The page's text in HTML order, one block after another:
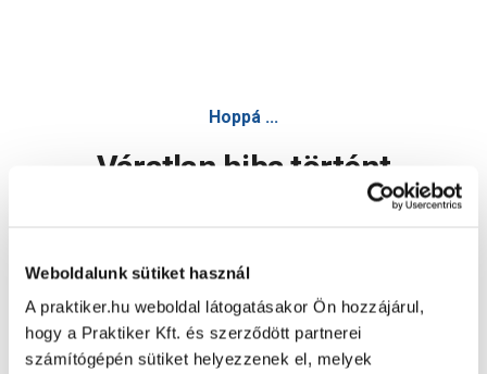
Weboldalunk sütiket használ
A praktiker.hu weboldal látogatásakor Ön hozzájárul,
hogy a Praktiker Kft. és szerződött partnerei
számítógépén sütiket helyezzenek el, melyek
Hoppá ...
Váratlan hiba történt
Oldal újratöltése